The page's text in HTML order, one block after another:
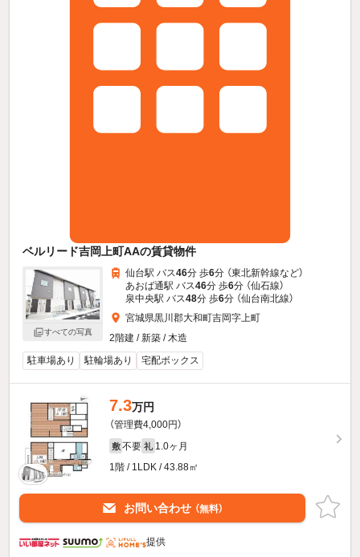
ベルリード吉岡上町AAの賃貸物件
すべての写真
仙台駅 バス46分 歩6分 （東北新幹線など）
あおば通駅 バス46分 歩6分 （仙石線）
泉中央駅 バス48分 歩6分 （仙台南北線）
宮城県黒川郡大和町吉岡字上町
2階建 / 新築 / 木造
駐車場あり
駐輪場あり 宅配ボックス
7.3万円
（管理費4,000円）
敷 不要 礼 1.0ヶ月
1階 / 1LDK / 43.88㎡
お問い合わせ （無料）
提供